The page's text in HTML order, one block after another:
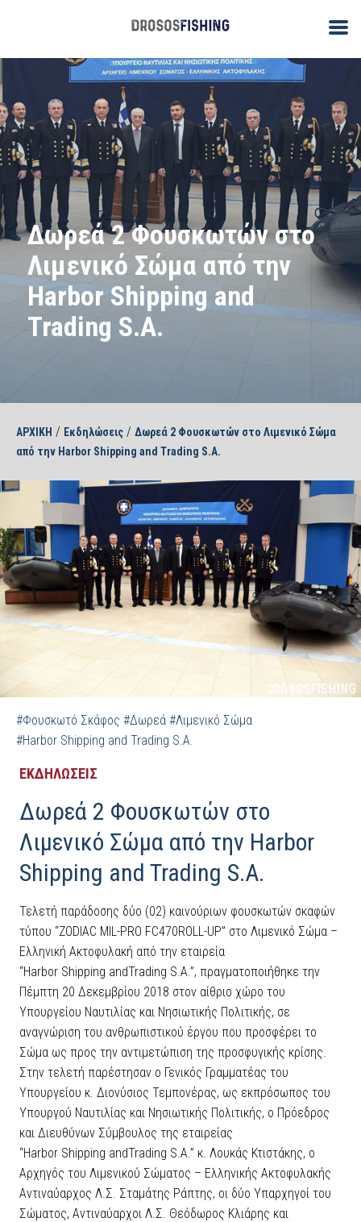
Δωρεά 2 Φουσκωτών στο
Λιμενικό Σώμα από την
Harbor Shipping and
Trading S.A.
ΑΡΧΙΚΗ / Εκδηλώσεις / Δωρεά 2 Φουσκωτών στο Λιμενικό Σώμα
από την Harbor Shipping and Trading S.A.
#Φουσκωτό Σκάφος #Δωρεά #Λιμενικό Σώμα
#Harbor Shipping and Trading S.A.
ΕΚΔΗΛΩΣΕΙΣ
Δωρεά 2 Φουσκωτών στο
Λιμενικό Σώμα από την Harbor
Shipping and Trading S.A.
Τελετή παράδοσης δύο (02) καινούριων φουσκωτών σκαφών
τύπου “ZODIAC MIL-PRO FC470ROLL-UP” στο Λιμενικό Σώμα –
Ελληνική Ακτοφυλακή από την εταιρεία
“Harbor Shipping andTrading S.A.”, πραγματοποιήθηκε την
Πέμπτη 20 Δεκεμβρίου 2018 στον αίθριο χώρο του
Υπουργείου Ναυτιλίας και Νησιωτικής Πολιτικής, σε
αναγνώριση του ανθρωπιστικού έργου που προσφέρει το
Σώμα ως προς την αντιμετώπιση της προσφυγικής κρίσης.
Στην τελετή παρέστησαν ο Γενικός Γραμματέας του
Υπουργείου κ. Διονύσιος Τεμπονέρας, ως εκπρόσωπος του
Υπουργού Ναυτιλίας και Νησιωτικής Πολιτικής, ο Πρόεδρος
και Διευθύνων Σύμβουλος της εταιρείας
“Harbor Shipping andTrading S.A.” κ. Λουκάς Κτιστάκης, ο
Αρχηγός του Λιμενικού Σώματος – Ελληνικής Ακτοφυλακής
Αντιναύαρχος Λ.Σ. Σταμάτης Ράπτης, οι δύο Υπαρχηγοί του
Σώματος, Αντιναύαρχοι Λ.Σ. Θεόδωρος Κλιάρης και